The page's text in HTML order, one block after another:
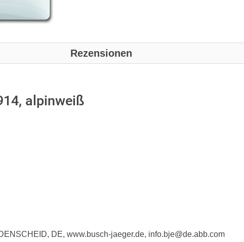
Rezensionen
alpinweiß
DE, www.busch-jaeger.de, info.bje@de.abb.com